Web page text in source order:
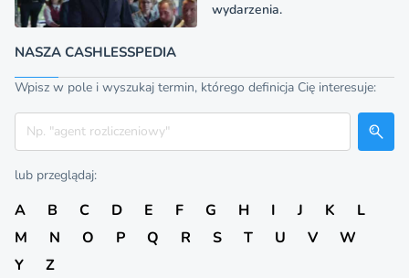
wydarzenia.
NASZA CASHLESSPEDIA
Wpisz w pole i wyszukaj termin, którego definicja Cię interesuje:
Szukaj
lub przeglądaj:
A B C D E F G H I J K
L
M
N O P Q R S T U V
W
Y
Z